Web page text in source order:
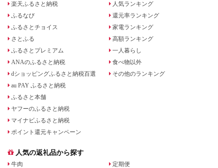
楽天ふるさと納税
ふるなび
ふるさとチョイス
さとふる
ふるさとプレミアム
ANAのふるさと納税
dショッピングふるさと納税百選
au PAY ふるさと納税
ふるさと本舗
ヤフーのふるさと納税
マイナビふるさと納税
ポイント還元キャンペーン
人気ランキング
還元率ランキング
家電ランキング
高額ランキング
一人暮らし
食べ物以外
その他のランキング
人気の返礼品から探す
牛肉
定期便